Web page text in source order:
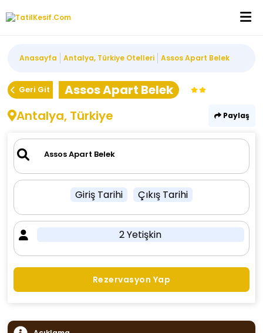
Anasayfa Antalya, Türkiye Otelleri Assos Apart Belek
Geri Git
Assos Apart Belek
Antalya, Türkiye
Paylaş
Giriş Tarihi Çıkış Tarihi
2 Yetişkin
Rezervasyon Yap